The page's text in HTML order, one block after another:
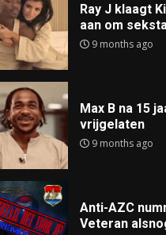
Ray J klaagt
aan om
9 months ago
Max B na 15
vrijgelaten
9 months ago
Anti-AZC
Veteran